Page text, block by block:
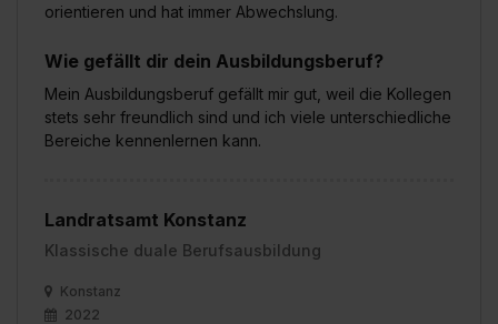
orientieren und hat immer Abwechslung.
Wie gefällt dir dein Ausbildungsberuf?
Mein Ausbildungsberuf gefällt mir gut, weil die Kollegen
stets sehr freundlich sind und ich viele unterschiedliche
Bereiche kennenlernen kann.
Landratsamt Konstanz
Klassische duale Berufsausbildung
Konstanz
2022